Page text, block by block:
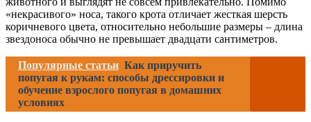
«некрасивого» носа, такого крота отличает жесткая шерсть
коричневого цвета, относительно небольшие размеры – длина
звездоноса обычно не превышает двадцати сантиметров.
Популярные статьи Как приручить
попугая к рукам: способы дрессировки и
обучение взрослого попугая в домашних
условиях